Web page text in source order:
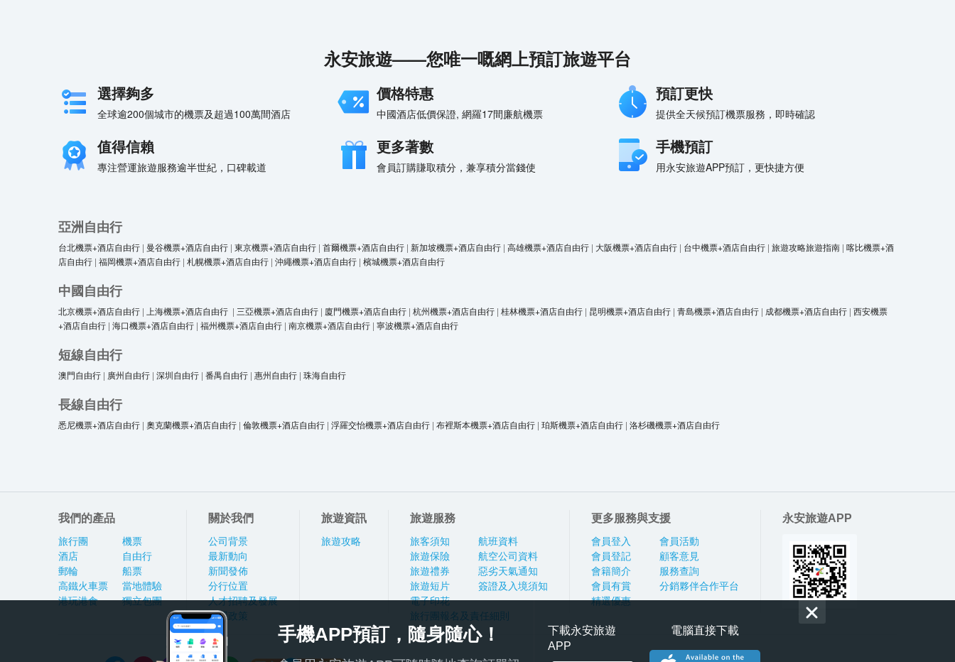
永安旅遊——您唯一嘅網上預訂旅遊平台
選擇夠多
全球逾200個城市的機票及超過100萬間酒店
價格特惠
中國酒店低價保證, 網羅17間廉航機票
預訂更快
提供全天候預訂機票服務，即時確認
值得信賴
專注營運旅遊服務逾半世紀，口碑載道
更多著數
會員訂購賺取積分，兼享積分當錢使
手機預訂
用永安旅遊APP預訂，更快捷方便
亞洲自由行
台北機票+酒店自由行 | 曼谷機票+酒店自由行 | 東京機票+酒店自由行 | 首爾機票+酒店自由行 | 新加坡機票+酒店自由行 | 高雄機票+酒店自由行 | 大阪機票+酒店自由行 | 台中機票+酒店自由行 | 旅遊攻略旅遊指南 | 喀比機票+酒
店自由行 | 福岡機票+酒店自由行 | 札幌機票+酒店自由行 | 沖繩機票+酒店自由行 | 檳城機票+酒店自由行
中國自由行
北京機票+酒店自由行 | 上海機票+酒店自由行 | 三亞機票+酒店自由行 | 廈門機票+酒店自由行 | 杭州機票+酒店自由行 | 桂林機票+酒店自由行 | 昆明機票+酒店自由行 | 青島機票+酒店自由行 | 成都機票+酒店自由行 | 西安機票
+酒店自由行 | 海口機票+酒店自由行 | 福州機票+酒店自由行 | 南京機票+酒店自由行 | 寧波機票+酒店自由行
短線自由行
澳門自由行 | 廣州自由行 | 深圳自由行 | 番禺自由行 | 惠州自由行 | 珠海自由行
長線自由行
悉尼機票+酒店自由行 | 奧克蘭機票+酒店自由行 | 倫敦機票+酒店自由行 | 浮羅交怡機票+酒店自由行 | 布裡斯本機票+酒店自由行 | 珀斯機票+酒店自由行 | 洛杉磯機票+酒店自由行
我們的產品
旅行團
酒店
郵輪
高鐵火車票
港玩港食
機票
自由行
船票
當地體驗
獨立包團
關於我們
公司背景
最新動向
新聞發佈
分行位置
人才招聘及發展
私隱政策
旅遊資訊
旅遊攻略
旅遊服務
旅客須知
旅遊保險
旅遊禮券
旅遊短片
電子印花
航班資料
航空公司資料
惡劣天氣通知
簽證及入境須知
旅行團報名及責任細則
更多服務與支援
會員登入
會員登記
會籍簡介
會員有賞
精選優惠
會員活動
顧客意見
服務查詢
分銷夥伴合作平台
永安旅遊APP
手機APP預訂，隨身隨心！
下載永安旅遊
APP
電腦直接下載